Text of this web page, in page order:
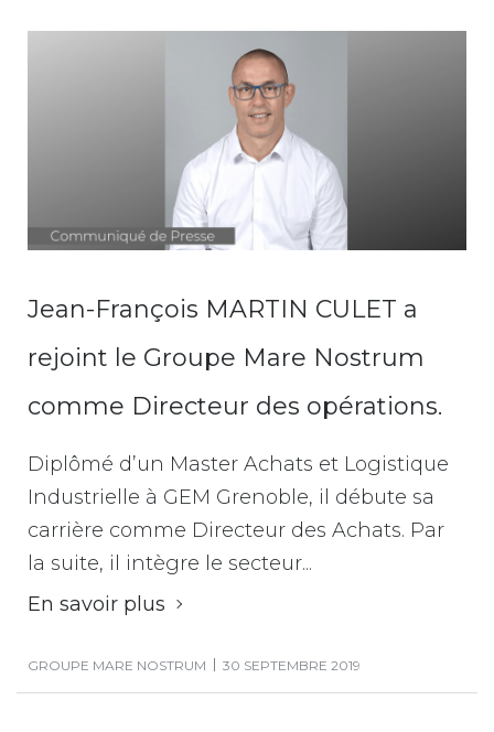
Jean-François MARTIN CULET a
rejoint le Groupe Mare Nostrum
comme Directeur des opérations.
Diplômé d’un Master Achats et Logistique
Industrielle à GEM Grenoble, il débute sa
carrière comme Directeur des Achats. Par
la suite, il intègre le secteur...
En savoir plus
GROUPE MARE NOSTRUM 30 SEPTEMBRE 2019